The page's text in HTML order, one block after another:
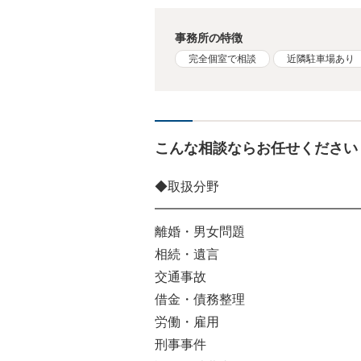
事務所の特徴
完全個室で相談 近隣駐車場あり
こんな相談ならお任せください
◆取扱分野
離婚・男女問題
相続・遺言
交通事故
借金・債務整理
労働・雇用
刑事事件